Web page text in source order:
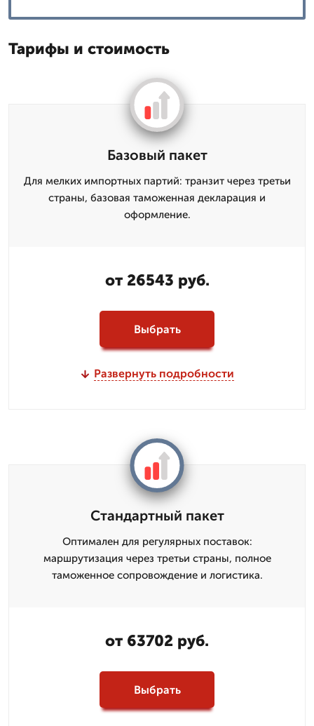
Тарифы и стоимость
Базовый пакет
Для мелких импортных партий: транзит через третьи
страны, базовая таможенная декларация и
оформление.
от 26543 руб.
Выбрать
Развернуть подробности
Стандартный пакет
Оптимален для регулярных поставок:
маршрутизация через третьи страны, полное
таможенное сопровождение и логистика.
от 63702 руб.
Выбрать